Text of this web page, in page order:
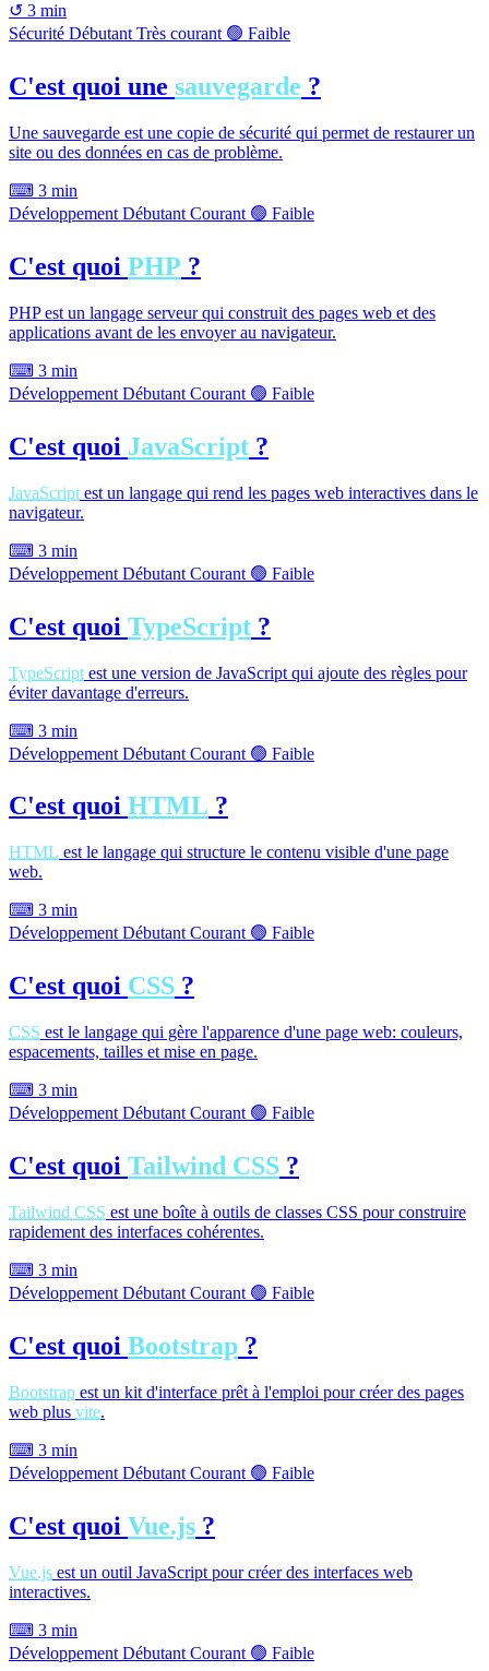
↺ 3 min
Sécurité Débutant Très courant 🟢 Faible
C'est quoi une sauvegarde ?
Une sauvegarde est une copie de sécurité qui permet de restaurer un
site ou des données en cas de problème.
⌨ 3 min
Développement Débutant Courant 🟢 Faible
C'est quoi PHP ?
PHP est un langage serveur qui construit des pages web et des
applications avant de les envoyer au navigateur.
⌨ 3 min
Développement Débutant Courant 🟢 Faible
C'est quoi JavaScript ?
JavaScript est un langage qui rend les pages web interactives dans le
navigateur.
⌨ 3 min
Développement Débutant Courant 🟢 Faible
C'est quoi TypeScript ?
TypeScript est une version de JavaScript qui ajoute des règles pour
éviter davantage d'erreurs.
⌨ 3 min
Développement Débutant Courant 🟢 Faible
C'est quoi HTML ?
HTML est le langage qui structure le contenu visible d'une page
web.
⌨ 3 min
Développement Débutant Courant 🟢 Faible
C'est quoi CSS ?
CSS est le langage qui gère l'apparence d'une page web: couleurs,
espacements, tailles et mise en page.
⌨ 3 min
Développement Débutant Courant 🟢 Faible
C'est quoi Tailwind CSS ?
Tailwind CSS est une boîte à outils de classes CSS pour construire
rapidement des interfaces cohérentes.
⌨ 3 min
Développement Débutant Courant 🟢 Faible
C'est quoi Bootstrap ?
Bootstrap est un kit d'interface prêt à l'emploi pour créer des pages
web plus vite.
⌨ 3 min
Développement Débutant Courant 🟢 Faible
C'est quoi Vue.js ?
Vue.js est un outil JavaScript pour créer des interfaces web
interactives.
⌨ 3 min
Développement Débutant Courant 🟢 Faible